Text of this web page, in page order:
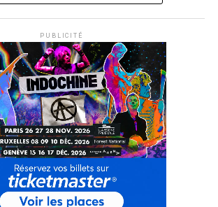
PUBLICITÉ